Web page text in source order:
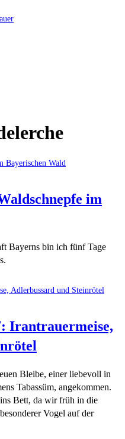
Hofbauer
im
Bayerns bin ich fünf Tage
Irantrauermeise,
Bleibe, einer liebevoll in
Tabassüm, angekommen.
Bett, da wir früh in die
Vogel auf der